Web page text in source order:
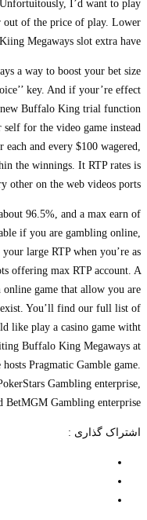
I’d want to play
out of the price of play. Lower
Megaways slot extra have.
a way to boost your bet size
key. And if your’re effect
new Buffalo King trial function
for the video game instead
and every $100 wagered,
the winnings. It RTP rates is
other on the web videos ports.
96.5%, and a max earn of
if you are gambling online,
large RTP when you’re as
offering max RTP account. A
game that allow you are
You’ll find our full list of
like play a casino game witht
Buffalo King Megaways at
Pragmatic Gamble game.
Gambling enterprise,
BetMGM Gambling enterprise.
اشتراک گذاری :